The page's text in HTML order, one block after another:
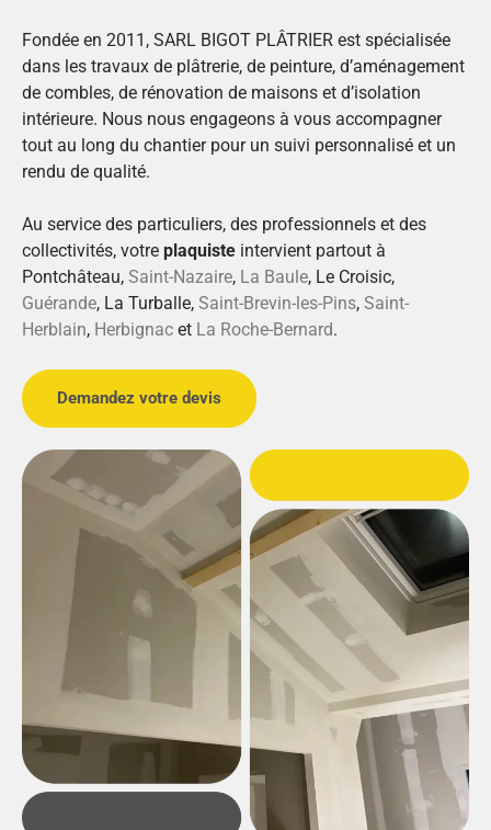
Fondée en 2011, SARL BIGOT PLÂTRIER est spécialisée
dans les travaux de plâtrerie, de peinture, d’aménagement
de combles, de rénovation de maisons et d’isolation
intérieure. Nous nous engageons à vous accompagner
tout au long du chantier pour un suivi personnalisé et un
rendu de qualité.
Au service des particuliers, des professionnels et des
collectivités, votre plaquiste intervient partout à
Pontchâteau, Saint-Nazaire, La Baule, Le Croisic,
Guérande, La Turballe, Saint-Brevin-les-Pins, Saint-
Herblain, Herbignac et La Roche-Bernard.
Demandez votre devis